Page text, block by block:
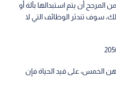
أن يتم استبدالها بآلة أو
سوف تندثر الوظائف التي لا
الخمس، على قيد الحياة فإن